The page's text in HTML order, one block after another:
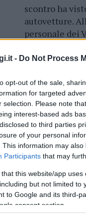
- Do Not Process
opt-out of the sale,
for targeted
selection. Please note
interest-based ads
to third parties
of your personal
This information may
Participants that may
that this website/app
but not limited to
to Google and its third-
consent section.
scontro ha
autovetture.
personale dei
di messa in
sinistro,
feriti a seguito
per prestare
sono
cliccandoqui